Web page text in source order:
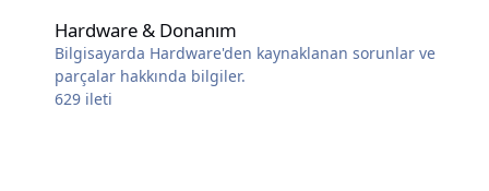
Hardware & Donanım
Bilgisayarda Hardware'den kaynaklanan sorunlar ve
parçalar hakkında bilgiler.
629 ileti